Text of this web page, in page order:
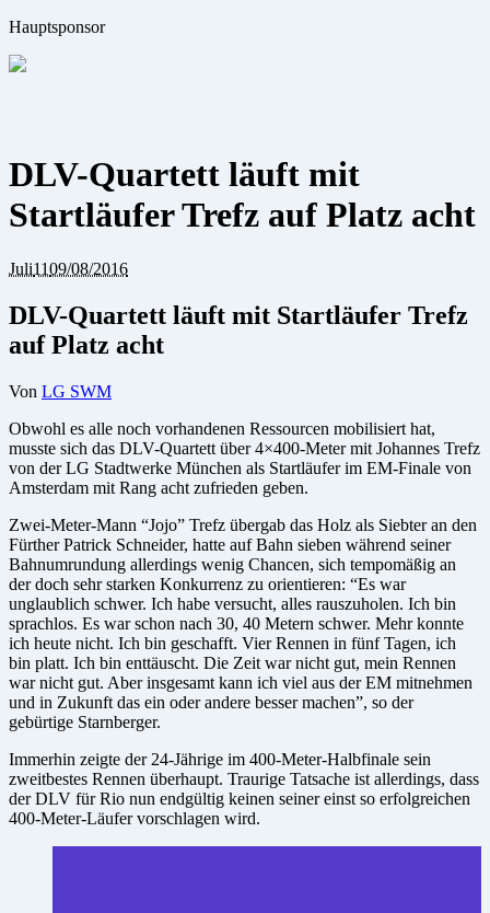
Hauptsponsor
DLV-Quartett läuft mit
Startläufer Trefz auf Platz acht
Juli1109/08/2016
DLV-Quartett läuft mit Startläufer Trefz
auf Platz acht
Von LG SWM
Obwohl es alle noch vorhandenen Ressourcen mobilisiert hat,
musste sich das DLV-Quartett über 4×400-Meter mit Johannes Trefz
von der LG Stadtwerke München als Startläufer im EM-Finale von
Amsterdam mit Rang acht zufrieden geben.
Zwei-Meter-Mann “Jojo” Trefz übergab das Holz als Siebter an den
Fürther Patrick Schneider, hatte auf Bahn sieben während seiner
Bahnumrundung allerdings wenig Chancen, sich tempomäßig an
der doch sehr starken Konkurrenz zu orientieren: “Es war
unglaublich schwer. Ich habe versucht, alles rauszuholen. Ich bin
sprachlos. Es war schon nach 30, 40 Metern schwer. Mehr konnte
ich heute nicht. Ich bin geschafft. Vier Rennen in fünf Tagen, ich
bin platt. Ich bin enttäuscht. Die Zeit war nicht gut, mein Rennen
war nicht gut. Aber insgesamt kann ich viel aus der EM mitnehmen
und in Zukunft das ein oder andere besser machen”, so der
gebürtige Starnberger.
Immerhin zeigte der 24-Jährige im 400-Meter-Halbfinale sein
zweitbestes Rennen überhaupt. Traurige Tatsache ist allerdings, dass
der DLV für Rio nun endgültig keinen seiner einst so erfolgreichen
400-Meter-Läufer vorschlagen wird.